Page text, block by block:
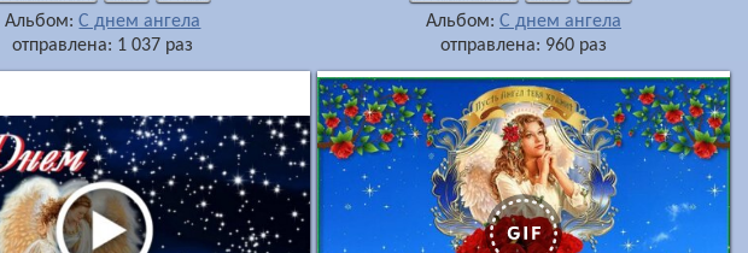
Альбом:С днем ангела
отправлена: 1 037 раз
Альбом: С днем ангела
отправлена: 960 раз